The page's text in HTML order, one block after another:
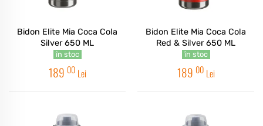
Bidon Elite Mia Coca Cola
Silver 650 ML
în stoc
189 00 Lei
Bidon Elite Mia Coca Cola
Red & Silver 650 ML
în stoc
189 00 Lei